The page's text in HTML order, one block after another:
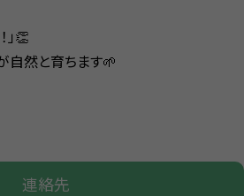
」👏
自然と育ちます🌱
連絡先